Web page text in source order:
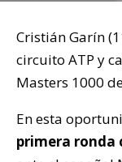
Cristián Garín
circuito ATP y
Masters 1000
En esta
primera ronda